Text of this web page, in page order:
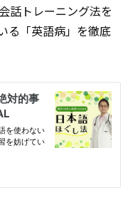
会話 トレーニング法を
る「英語病」を徹底